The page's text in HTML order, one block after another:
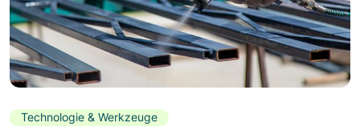
Technologie & Werkzeuge